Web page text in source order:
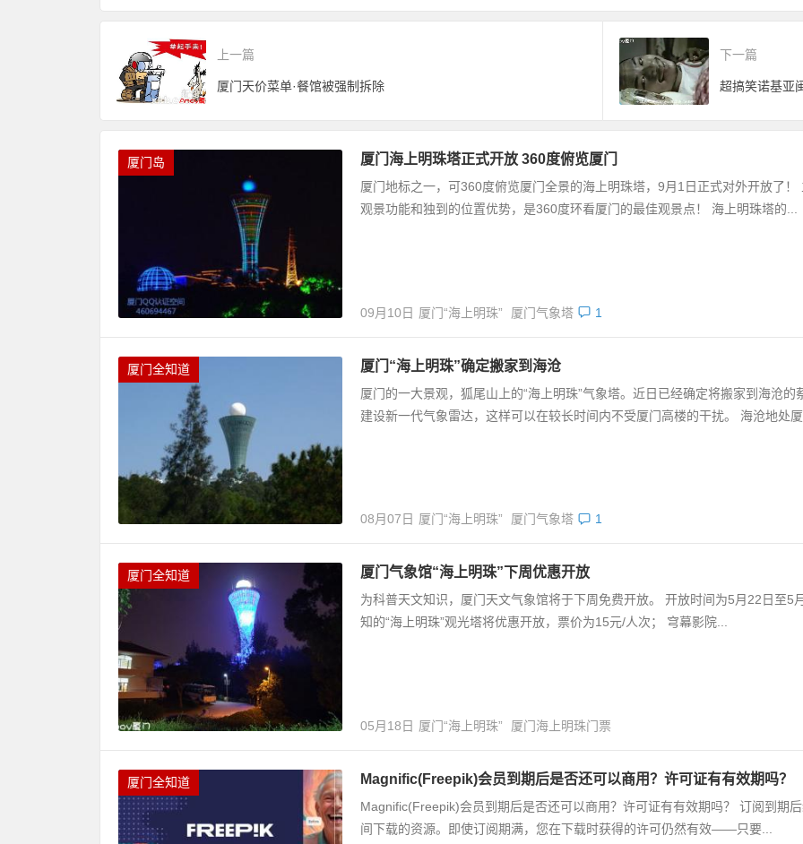
上一篇
厦门天价菜单·餐馆被强制拆除
下一篇
超搞笑诺基亚
厦门岛 厦门海上明珠塔正式开放 360度俯览厦门
厦门地标之一，可360度俯览厦门全景的海上明珠塔，9月1日正式对外开放了
观景功能和独到的位置优势，是360度环看厦门的最佳观景点！ 海上明珠塔的...
09月10日 厦门“海上明珠” 厦门气象塔 1
厦门全知道 厦门“海上明珠”确定搬家到海沧
厦门的一大景观，狐尾山上的“海上明珠”气象塔。近日已经确定将搬家到海沧
建设新一代气象雷达，这样可以在较长时间内不受厦门高楼的干扰。 海沧地处厦
08月07日 厦门“海上明珠” 厦门气象塔 1
厦门全知道 厦门气象馆“海上明珠”下周优惠开放
为科普天文知识，厦门天文气象馆将于下周免费开放。 开放时间为5月22日至
知的“海上明珠”观光塔将优惠开放，票价为15元/人次； 穹幕影院...
05月18日 厦门“海上明珠” 厦门海上明珠门票
厦门全知道 Magnific(Freepik)会员到期后是否还可以商用？许可证有有效期吗？
Magnific(Freepik)会员到期后是否还可以商用？许可证有有效期吗？ 订阅到期
间下载的资源。即使订阅期满，您在下载时获得的许可仍然有效——只要...